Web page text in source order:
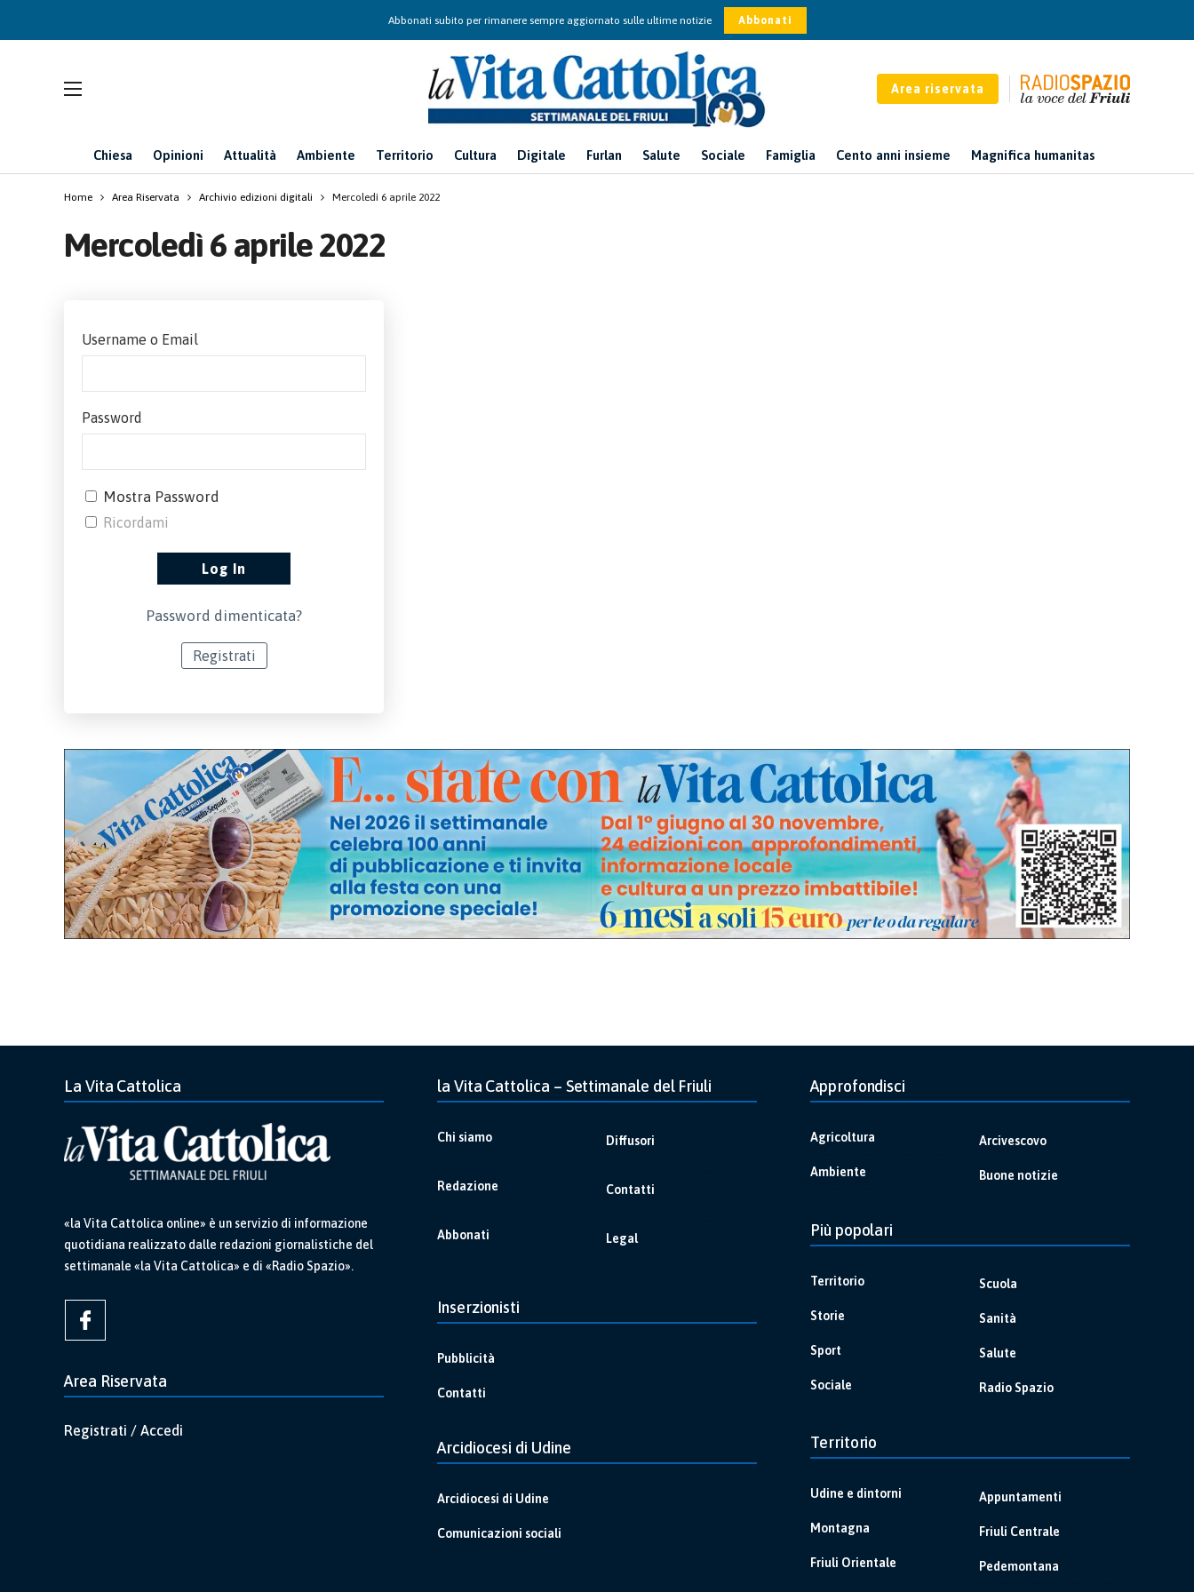
Abbonati subito per rimanere sempre aggiornato sulle ultime notizie Abbonati
Area riservata
Chiesa Opinioni Attualità Ambiente Territorio Cultura Digitale Furlan Salute Sociale Famiglia Cento anni insieme Magnifica humanitas
Home Area Riservata Archivio edizioni digitali Mercoledì 6 aprile 2022
Mercoledì 6 aprile 2022
Username o Email
Password
Mostra Password
Ricordami
Password dimenticata?
Registrati
La Vita Cattolica
«la Vita Cattolica online» è un servizio di informazione
quotidiana realizzato dalle redazioni giornalistiche del
settimanale «la Vita Cattolica» e di «Radio Spazio».
Area Riservata
Registrati / Accedi
la Vita Cattolica – Settimanale del Friuli
Chi siamo
Redazione
Abbonati
Diffusori
Contatti
Legal
Inserzionisti
Pubblicità
Contatti
Arcidiocesi di Udine
Arcidiocesi di Udine
Comunicazioni sociali
Approfondisci
Agricoltura
Ambiente
Arcivescovo
Buone notizie
Più popolari
Territorio
Storie
Sport
Sociale
Scuola
Sanità
Salute
Radio Spazio
Territorio
Udine e dintorni
Montagna
Friuli Orientale
Appuntamenti
Friuli Centrale
Pedemontana